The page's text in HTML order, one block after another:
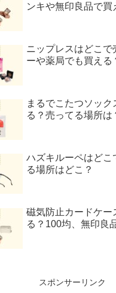
ンキや無印良品で買
ニップレスはどこで
ーや薬局でも買える
まるでこたつソック
る？売ってる場所は
ハズキルーペはどこ
る場所はどこ？
磁気防止カードケー
る？100均、無印良
スポンサーリンク